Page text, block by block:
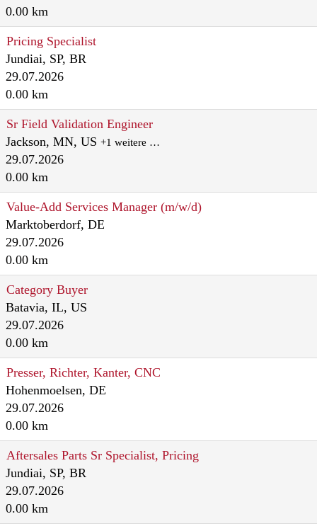
0.00 km
Pricing Specialist
Jundiai, SP, BR
29.07.2026
0.00 km
Sr Field Validation Engineer
Jackson, MN, US +1 weitere …
29.07.2026
0.00 km
Value-Add Services Manager (m/w/d)
Marktoberdorf, DE
29.07.2026
0.00 km
Category Buyer
Batavia, IL, US
29.07.2026
0.00 km
Presser, Richter, Kanter, CNC
Hohenmoelsen, DE
29.07.2026
0.00 km
Aftersales Parts Sr Specialist, Pricing
Jundiai, SP, BR
29.07.2026
0.00 km